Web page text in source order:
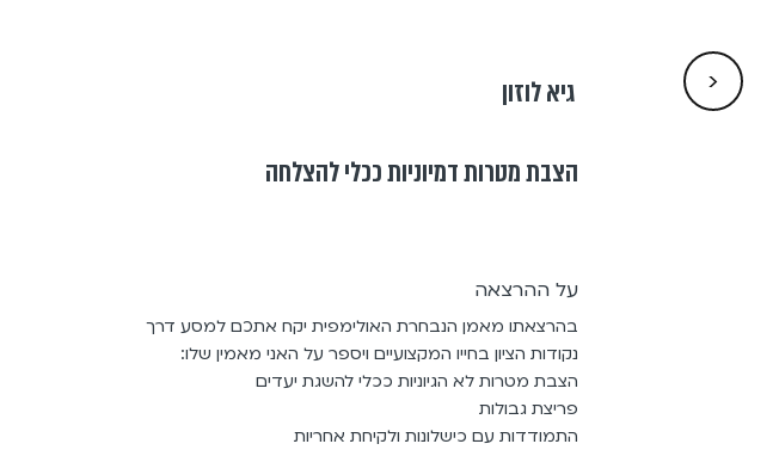
על ההרצאה
בהרצאתו מאמן הנבחרת האולימפית יקח אתכם למסע דרך
נקודות הציון בחייו המקצועיים ויספר על האני מאמין שלו:
הצבת מטרות לא הגיוניות ככלי להשגת יעדים
פריצת גבולות
התמודדות עם כישלונות ולקיחת אחריות
גיא לוזון
הצבת מטרות דמיוניות ככלי להצלחה
<